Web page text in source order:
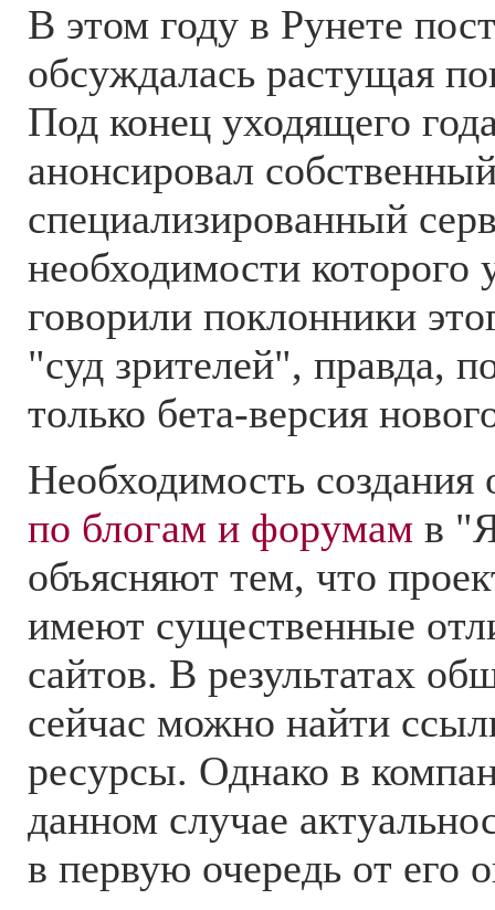
В этом году в Рунете
обсуждалась растущая
Под конец уходящего
анонсировал
специализированный
необходимости которого
говорили поклонники
"суд зрителей", правда,
только бета-версия
Необходимость создания
по блогам и форумам в
объясняют тем, что
имеют существенные
сайтов. В результатах
сейчас можно найти
ресурсы. Однако в
данном случае
в первую очередь от его